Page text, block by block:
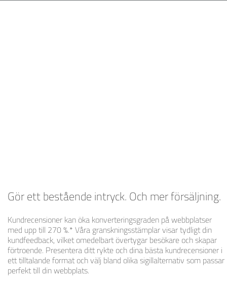
Gör ett bestående intryck. Och mer försäljning.
Kundrecensioner kan öka konverteringsgraden på webbplatser
med upp till 270 %.* Våra granskningsstämplar visar tydligt din
kundfeedback, vilket omedelbart övertygar besökare och skapar
förtroende. Presentera ditt rykte och dina bästa kundrecensioner i
ett tilltalande format och välj bland olika sigillalternativ som passar
perfekt till din webbplats.